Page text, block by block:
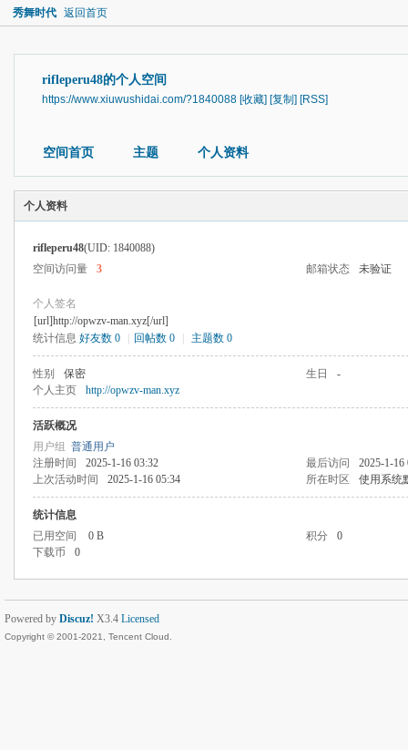
秀舞时代 返回首页
rifleperu48的个人空间
https://www.xiuwushidai.com/?1840088 [收藏] [复制] [RSS]
空间首页 主题 个人资料
个人资料
rifleperu48(UID: 1840088)
空间访问量
3 邮箱状态 未验证
个人签名
[url]http://opwzv-man.xyz[/url]
统计信息 好友数 0 回帖数 0 主题数 0
性别 保密 生日
-
个人主页
http://opwzv-man.xyz
活跃概况
用户组 普通用户
注册时间
2025-1-16 03:32 最后访问
2025-1-16
上次活动时间
2025-1-16 05:34 所在时区 使用系统
统计信息
已用空间
0 B 积分
0
下载币
0
Powered by Discuz! X3.4 Licensed
Copyright © 2001-2021, Tencent Cloud.